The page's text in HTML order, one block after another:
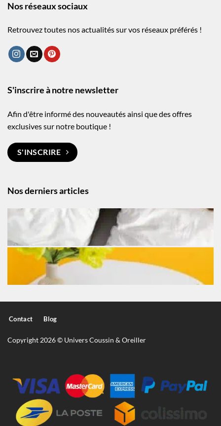
Nos réseaux sociaux
Retrouvez toutes nos actualités sur vos réseaux préférés !
Nos derniers articles
S'inscrire à notre newsletter
Afin d'être informé des nouveautés ainsi que des offres
exclusives sur notre boutique !
S'INSCRIRE
Contact Blog
Copyright 2026 © Univers Coussin & Oreiller